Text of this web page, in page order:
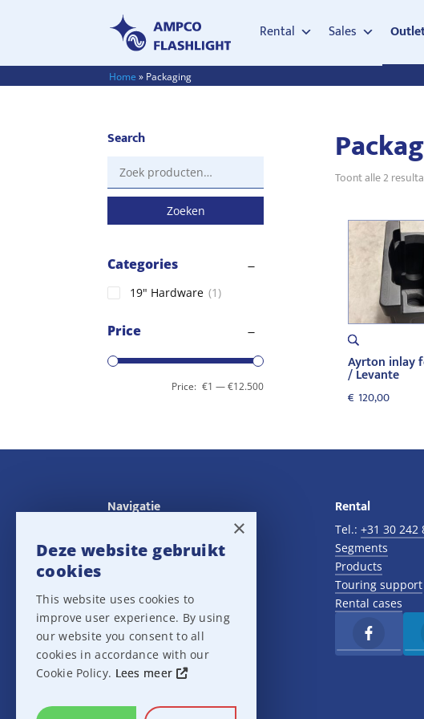
Rental Sales
Home » Packaging
Toont alle 2
Ayrton inlay
/ Levante
€ 120,00
Search
naar:
Zoeken
Categories
19" Hardware (1)
Price
Price: €1 —€12.500
Navigatie
Sales
Het team
Support
Contact
Sitemap
Cookie Settings
Rental
Tel.: +31 30 242
Segments
Products
Touring support
Rental cases
×
Deze website gebruikt
cookies
This website uses cookies to
improve user experience. By using
our website you consent to all
cookies in accordance with our
Cookie Policy. Lees meer